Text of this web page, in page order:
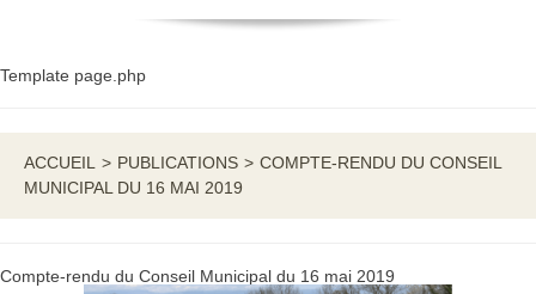
Template page.php
ACCUEIL > PUBLICATIONS > COMPTE-RENDU DU CONSEIL
MUNICIPAL DU 16 MAI 2019
Compte-rendu du Conseil Municipal du 16 mai 2019